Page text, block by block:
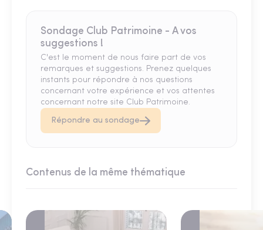
Sondage Club Patrimoine - A vos
suggestions !
C'est le moment de nous faire part de vos
remarques et suggestions. Prenez quelques
instants pour répondre à nos questions
concernant votre expérience et vos attentes
concernant notre site Club Patrimoine.
Répondre au sondage
Contenus de la même thématique